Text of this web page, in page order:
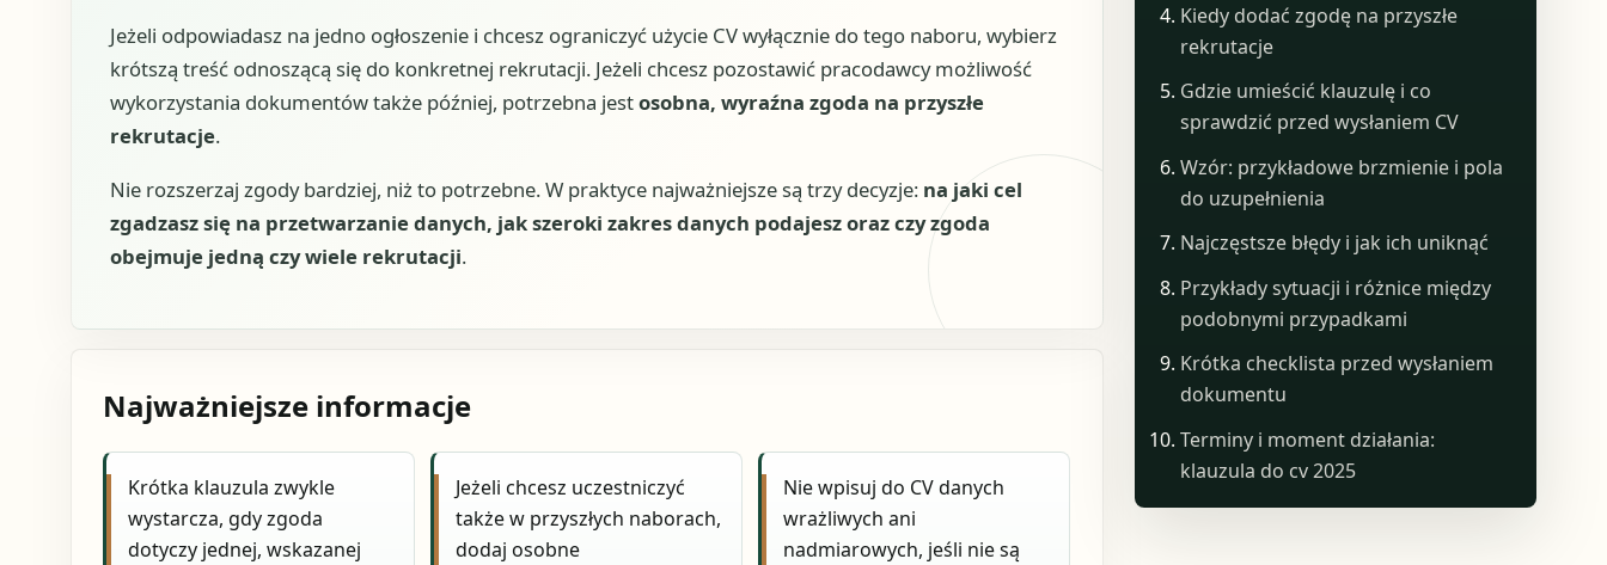
Jeżeli odpowiadasz na jedno ogłoszenie i chcesz ograniczyć użycie CV wyłącznie do tego naboru, wybierz
krótszą treść odnoszącą się do konkretnej rekrutacji. Jeżeli chcesz pozostawić pracodawcy możliwość
wykorzystania dokumentów także później, potrzebna jestosobna, wyraźna zgoda na przyszłe
rekrutacje.
Nie rozszerzaj zgody bardziej, niż to potrzebne. W praktyce najważniejsze są trzy decyzje: na jaki cel
zgadzasz się na przetwarzanie danych, jak szeroki zakres danych podajesz oraz czy zgoda
obejmuje jedną czy wiele rekrutacji.
Najważniejsze informacje
Krótka klauzula zwykle
wystarcza, gdy zgoda
dotyczy jednej, wskazanej
Jeżeli chcesz uczestniczyć
także w przyszłych naborach,
dodaj osobne
Nie wpisuj do CV danych
wrażliwych ani
nadmiarowych, jeśli nie są
Kiedy dodać zgodę na przyszłe
rekrutacje
Gdzie umieścić klauzulę i co
sprawdzić przed wysłaniem CV
Wzór: przykładowe brzmienie i pola
do uzupełnienia
Najczęstsze błędy i jak ich uniknąć
Przykłady sytuacji i różnice między
podobnymi przypadkami
Krótka checklista przed wysłaniem
dokumentu
Terminy i moment działania:
klauzula do cv 2025